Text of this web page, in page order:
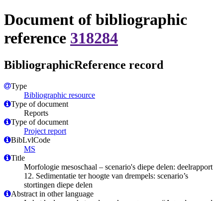
Document of bibliographic
reference 318284
BibliographicReference record
Type
Bibliographic resource
Type of document
Reports
Type of document
Project report
BibLvlCode
MS
Title
Morfologie mesoschaal – scenario's diepe delen: deelrapport
12. Sedimentatie ter hoogte van drempels: scenario’s
stortingen diepe delen
Abstract in other language